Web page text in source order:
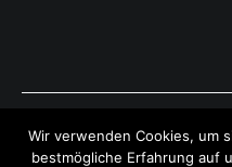
Copyright © 2026
Theme:Cenote by
Wir verwenden Cookies, um
bestmögliche Erfahrung auf